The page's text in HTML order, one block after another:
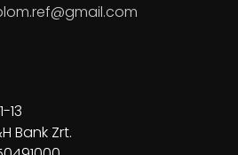
13
Bank Zrt.